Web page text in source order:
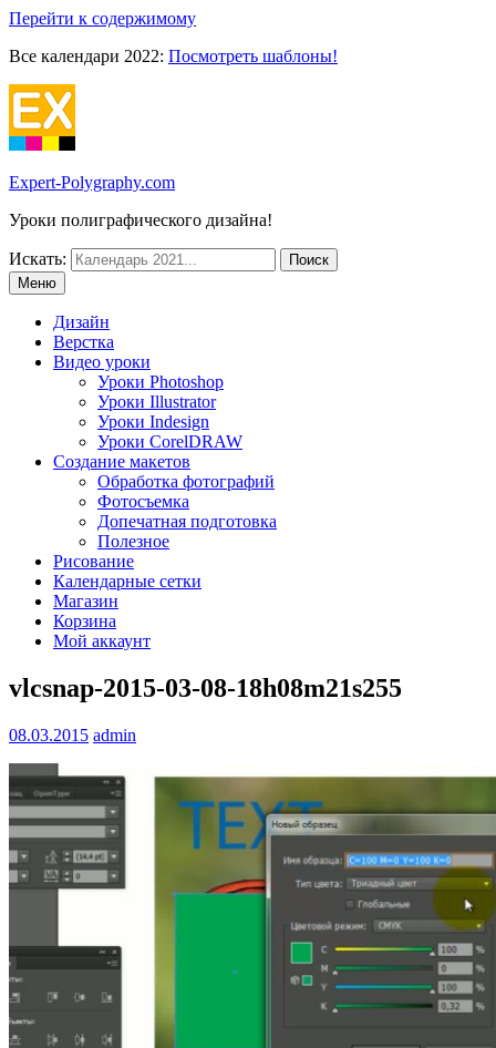
Перейти к содержимому
Все календари 2022: Посмотреть шаблоны!
Expert-Polygraphy.com
Уроки полиграфического дизайна!
Искать:
Меню
Дизайн
Верстка
Видео уроки
Уроки Photoshop
Уроки Illustrator
Уроки Indesign
Уроки CorelDRAW
Создание макетов
Обработка фотографий
Фотосъемка
Допечатная подготовка
Полезное
Рисование
Календарные сетки
Магазин
Корзина
Мой аккаунт
vlcsnap-2015-03-08-18h08m21s255
08.03.2015 admin